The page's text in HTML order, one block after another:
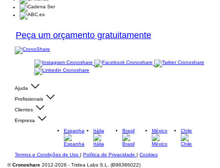
Peça um orçamento gratuitamente
Ajuda
Profissionais
Clientes
Empresa
Espanha
Itália Brasil México Chile
Termos e Condições de Uso | Política de Privacidade | Cookies
©Cronoshare 2012-2026 - Tridea Labs S.L. (B98386022)